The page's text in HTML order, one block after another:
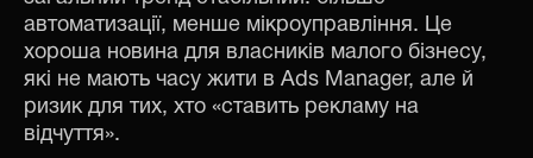
автоматизації, менше мікроуправління. Це
хороша новина для власників малого бізнесу,
які не мають часу жити в Ads Manager, але й
ризик для тих, хто «ставить рекламу на
відчуття».